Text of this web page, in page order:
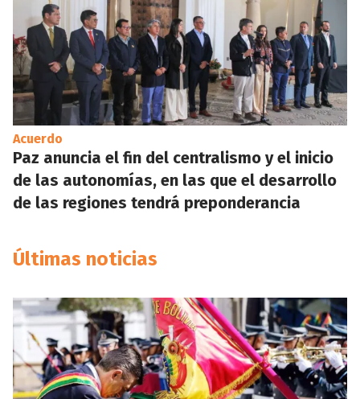
Acuerdo
Paz anuncia el fin del centralismo y el inicio
de las autonomías, en las que el desarrollo
de las regiones tendrá preponderancia
Últimas noticias